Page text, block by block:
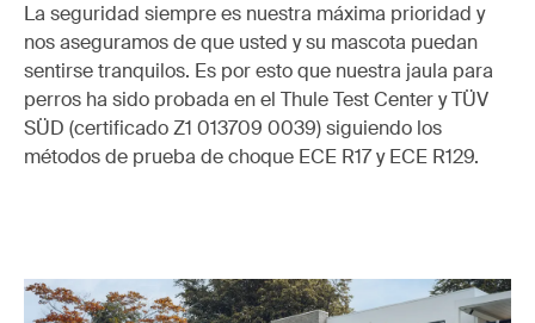
La seguridad siempre es nuestra máxima prioridad y
nos aseguramos de que usted y su mascota puedan
sentirse tranquilos. Es por esto que nuestra jaula para
perros ha sido probada en el Thule Test Center y TÜV
SÜD (certificado Z1 013709 0039) siguiendo los
métodos de prueba de choque ECE R17 y ECE R129.